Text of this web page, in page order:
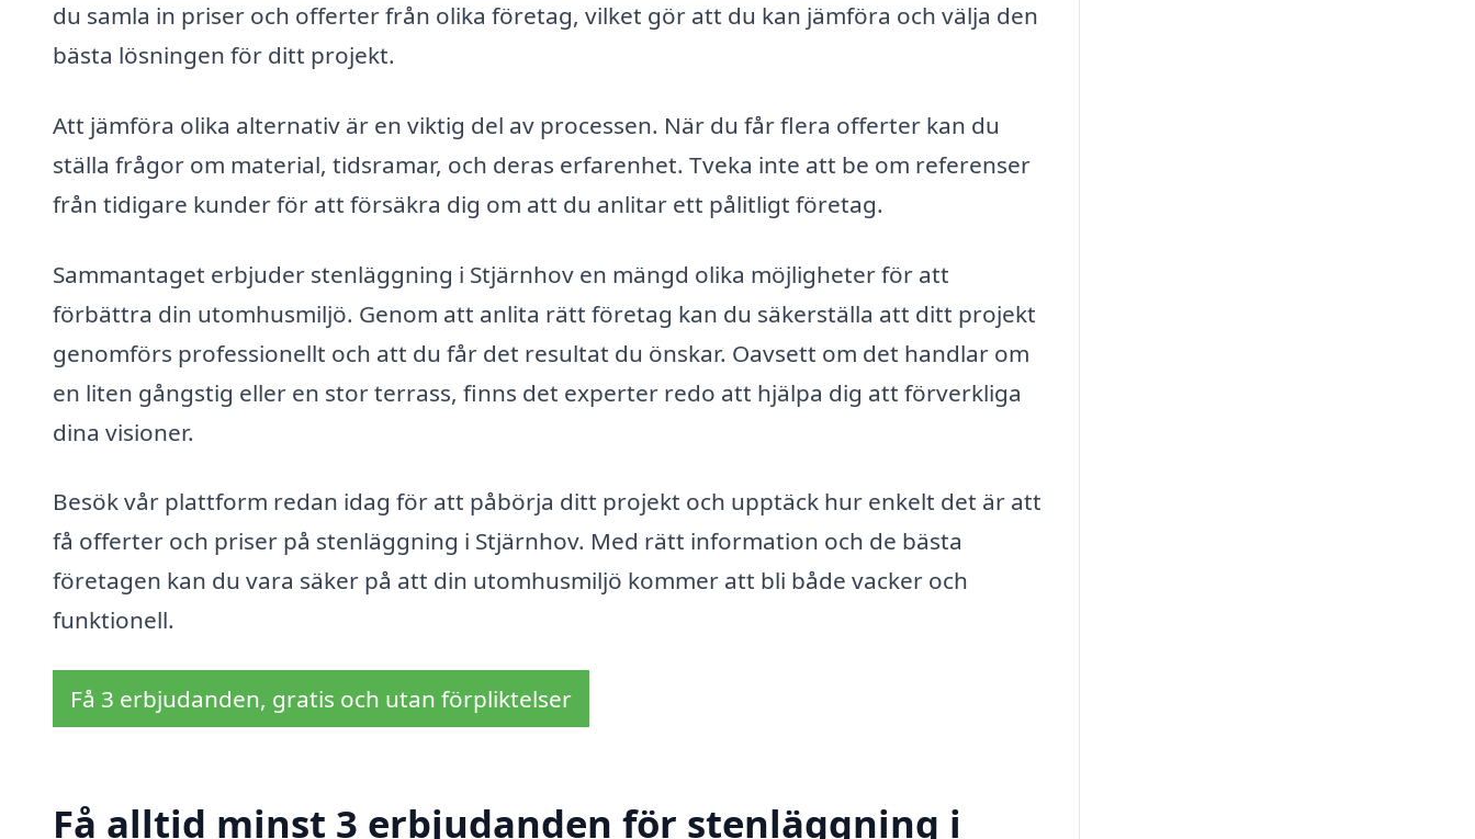
du samla in priser och offerter från olika företag, vilket gör att du kan jämföra och välja den
bästa lösningen för ditt projekt.
Att jämföra olika alternativ är en viktig del av processen. När du får flera offerter kan du
ställa frågor om material, tidsramar, och deras erfarenhet. Tveka inte att be om referenser
från tidigare kunder för att försäkra dig om att du anlitar ett pålitligt företag.
Sammantaget erbjuder stenläggning i Stjärnhov en mängd olika möjligheter för att
förbättra din utomhusmiljö. Genom att anlita rätt företag kan du säkerställa att ditt projekt
genomförs professionellt och att du får det resultat du önskar. Oavsett om det handlar om
en liten gångstig eller en stor terrass, finns det experter redo att hjälpa dig att förverkliga
dina visioner.
Besök vår plattform redan idag för att påbörja ditt projekt och upptäck hur enkelt det är att
få offerter och priser på stenläggning i Stjärnhov. Med rätt information och de bästa
företagen kan du vara säker på att din utomhusmiljö kommer att bli både vacker och
funktionell.
Få 3 erbjudanden, gratis och utan förpliktelser
Få alltid minst 3 erbjudanden för stenläggning i